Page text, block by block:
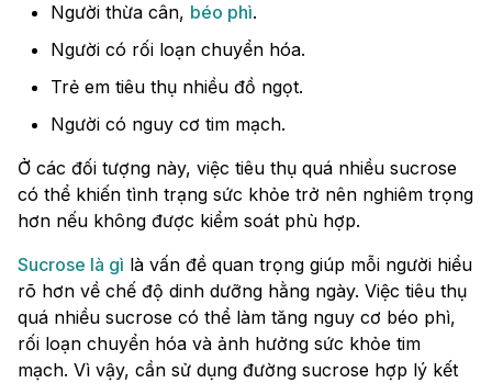
Người thừa cân, béo phì.
Người có rối loạn chuyển hóa.
Trẻ em tiêu thụ nhiều đồ ngọt.
Người có nguy cơ tim mạch.
Ở các đối tượng này, việc tiêu thụ quá nhiều sucrose
có thể khiến tình trạng sức khỏe trở nên nghiêm trọng
hơn nếu không được kiểm soát phù hợp.
Sucrose là gì là vấn đề quan trọng giúp mỗi người hiểu
rõ hơn về chế độ dinh dưỡng hằng ngày. Việc tiêu thụ
quá nhiều sucrose có thể làm tăng nguy cơ béo phì,
rối loạn chuyển hóa và ảnh hưởng sức khỏe tim
mạch. Vì vậy, cần sử dụng đường sucrose hợp lý kết